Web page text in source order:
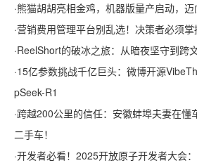
·熊猫胡胡亮相金鸡，机器版量产启动，迈
·营销费用管理平台别乱选！决策者必须
·ReelShort的破冰之旅：从暗夜坚守到跨
·15亿参数挑战千亿巨头：微博开源
pSeek-R1
·跨越200公里的信任：安徽蚌埠夫妻在懂
二手车！
·开发者必看！2025开放原子开发者大会